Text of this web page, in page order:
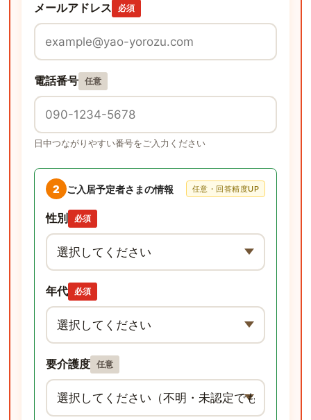
メールアドレス 必須
電話番号 任意
日中つながりやすい番号をご入力ください
2 ご入居予定者さまの情報 任意・回答精度UP
性別 必須
年代 必須
要介護度 任意